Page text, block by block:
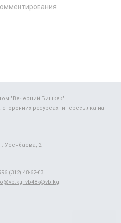
"Вечерний Бишкек"
ресурсах гиперссылка на
Усенбаева, 2.
(312) 48-62-03.
vb48k@vb.kg